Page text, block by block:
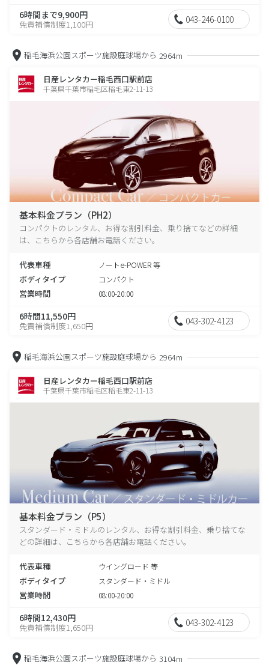
6時間まで9,900円
免責補償制度1,100円 043-246-0100
稲毛海浜公園スポーツ施設庭球場から 2964m
日産レンタカー稲毛西口駅前店
千葉県千葉市稲毛区稲毛東2-11-13
基本料金プラン（PH2）
コンパクトのレンタル、お得な割引料金、乗り捨てなどの詳細
は、こちらから各店舗お電話ください。
代表車種 ノートe-POWER 等
ボディタイプ コンパクト
営業時間 08:00-20:00
6時間11,550円
免責補償制度1,650円 043-302-4123
稲毛海浜公園スポーツ施設庭球場から 2964m
日産レンタカー稲毛西口駅前店
千葉県千葉市稲毛区稲毛東2-11-13
基本料金プラン（P5）
スタンダード・ミドルのレンタル、お得な割引料金、乗り捨てな
どの詳細は、こちらから各店舗お電話ください。
代表車種 ウイングロード 等
ボディタイプ スタンダード・ミドル
営業時間 08:00-20:00
6時間12,430円
免責補償制度1,650円 043-302-4123
稲毛海浜公園スポーツ施設庭球場から 3104m